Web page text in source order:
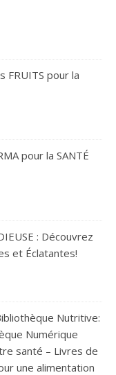
FRUITS pour la
pour la SANTÉ
: Découvrez
et Éclatantes!
Nutritive:
Numérique
santé – Livres de
une alimentation